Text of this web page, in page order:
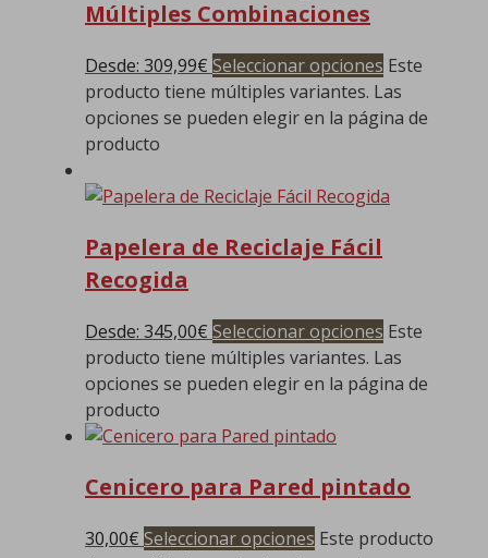
Múltiples Combinaciones
Desde: 309,99€ Seleccionar opciones Este
producto tiene múltiples variantes. Las
opciones se pueden elegir en la página de
producto
Papelera de Reciclaje Fácil
Recogida
Desde: 345,00€ Seleccionar opciones Este
producto tiene múltiples variantes. Las
opciones se pueden elegir en la página de
producto
Cenicero para Pared pintado
30,00€ Seleccionar opciones Este producto